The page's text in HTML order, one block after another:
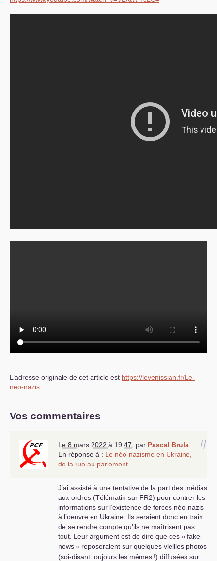
L’adresse originale de cet article est https://levenissian.fr/Le-
neo-nazis...
Vos commentaires
#
Le 8 mars 2022 à 19:47 par Pascal Brula
En réponse à : Le néo-nazisme en Ukraine,
de la rue au parlement...
J’ai assisté à une tentative de la part des médias
aux ordres (Télématin sur FR2) pour contrer les
informations sur l’existence de forces néo-nazis
à l’oeuvre en Ukraine. Ils seraient donc en train
de se rendre compte qu’ils ne maîtrisent pas
tout. Leur argument est de dire que ces « fake-
news» reposeraient sur quelques vieilles photos
(soi-disant toujours les mêmes !) diffusées sur